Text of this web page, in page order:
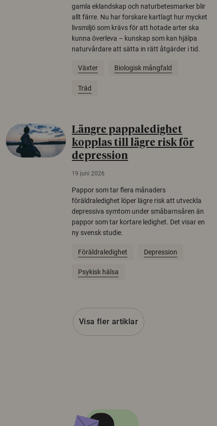
gamla eklandskap och naturbetesmarker blir
allt färre. Nu har forskare kartlagt hur mycket
livsmiljö som krävs för att hotade arter ska
kunna överleva – kunskap som kan hjälpa
naturvårdare att sätta in rätt åtgärder i tid.
Växter Biologisk mångfald
Träd
Längre pappaledighet
kopplas till lägre risk för
depression
19 juni 2026
Pappor som tar flera månaders
föräldraledighet löper lägre risk att utveckla
depressiva symtom under småbarnsåren än
pappor som tar kortare ledighet. Det visar en
ny svensk studie.
Föräldraledighet Depression
Psykisk hälsa
Visa fler artiklar